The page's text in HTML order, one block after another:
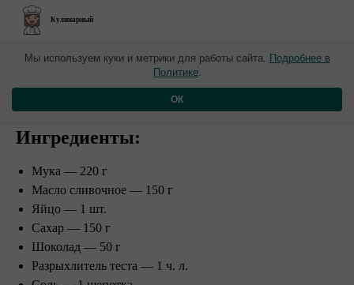
Кулинарный
​Печенье с шоколадной
крошкой
Ингредиенты:
Мука — 220 г
Масло сливочное — 150 г
Яйцо — 1 шт.
Сахар — 150 г
Шоколад — 50 г
Разрыхлитель теста — 1 ч. л.
Мы используем куки и метрики для работы сайта. Подробнее в
Политике.
ОК